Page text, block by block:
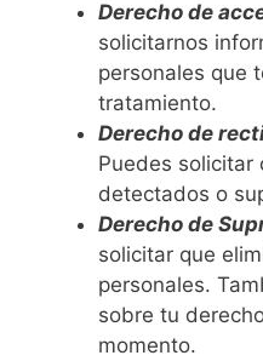
Derecho de
solicitarnos
personales que
tratamiento.
Derecho de
Puedes solicitar
detectados o
Derecho de
solicitar que
personales.
sobre tu
momento.